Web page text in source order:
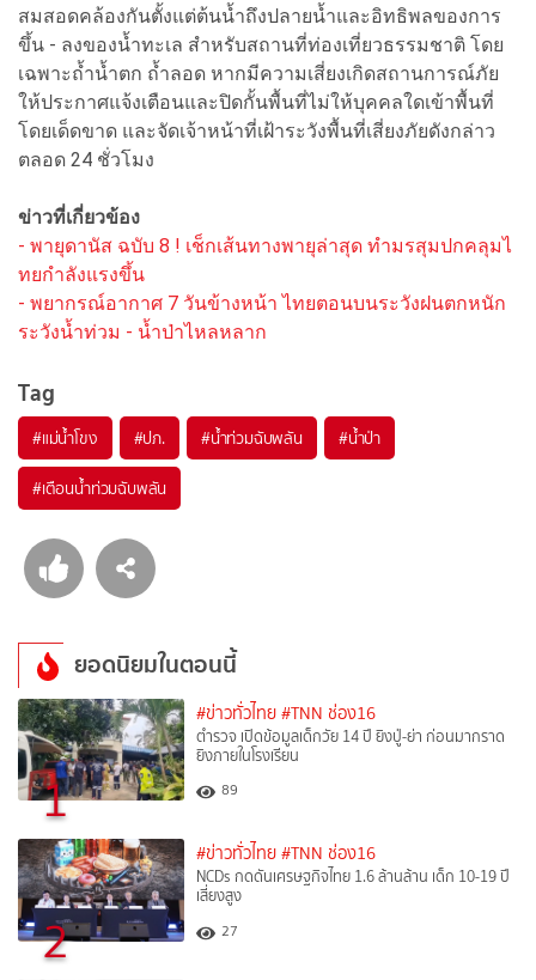
สมสอดคล้องกันตั้งแต่ต้นน้ำถึงปลายน้ำและอิทธิพลของการ
ขึ้น - ลงของน้ำทะเล สำหรับสถานที่ท่องเที่ยวธรรมชาติ โดย
เฉพาะถ้ำน้ำตก ถ้ำลอด หากมีความเสี่ยงเกิดสถานการณ์ภัย
ให้ประกาศแจ้งเตือนและปิดกั้นพื้นที่ไม่ให้บุคคลใดเข้าพื้นที่
โดยเด็ดขาด และจัดเจ้าหน้าที่เฝ้าระวังพื้นที่เสี่ยงภัยดังกล่าว
ตลอด 24 ชั่วโมง
ข่าวที่เกี่ยวข้อง
- พายุดานัส ฉบับ 8 ! เช็กเส้นทางพายุล่าสุด ทำมรสุมปกคลุมไ
ทยกำลังแรงขึ้น
- พยากรณ์อากาศ 7 วันข้างหน้า ไทยตอนบนระวังฝนตกหนัก
ระวังน้ำท่วม - น้ำป่าไหลหลาก
Tag
#แม่น้ำโขง #ปภ. #น้ำท่วมฉับพลัน #น้ำป่า
#เตือนน้ำท่วมฉับพลัน
ยอดนิยมในตอนนี้
1
#ข่าวทั่วไทย #TNN ช่อง16
ตำรวจ เปิดข้อมูลเด็กวัย 14 ปี ยิงปู่-ย่า ก่อนมากราด
ยิงภายในโรงเรียน
89
2
#ข่าวทั่วไทย #TNN ช่อง16
NCDs กดดันเศรษฐกิจไทย 1.6 ล้านล้าน เด็ก 10-19 ปี
เสี่ยงสูง
27